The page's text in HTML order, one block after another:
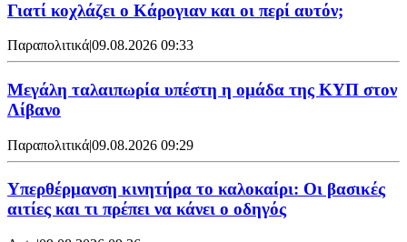
Γιατί κοχλάζει ο Κάρογιαν και οι περί αυτόν;
Παραπολιτικά|09.08.2026 09:33
Μεγάλη ταλαιπωρία υπέστη η ομάδα της ΚΥΠ στον
Λίβανο
Παραπολιτικά|09.08.2026 09:29
Υπερθέρμανση κινητήρα το καλοκαίρι: Οι βασικές
αιτίες και τι πρέπει να κάνει ο οδηγός